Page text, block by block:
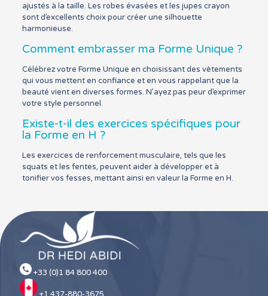
ajustés à la taille. Les robes évasées et les jupes crayon
sont d’excellents choix pour créer une silhouette
harmonieuse.
Comment embrasser ma Forme Unique ?
Célébrez votre Forme Unique en choisissant des vêtements
qui vous mettent en confiance et en vous rappelant que la
beauté vient en diverses formes. N’ayez pas peur d’exprimer
votre style personnel.
Existe-t-il des exercices spécifiques pour
la Forme en H ?
Les exercices de renforcement musculaire, tels que les
squats et les fentes, peuvent aider à développer et à
tonifier vos fesses, mettant ainsi en valeur la Forme en H.
+33 (0)1 84 800 400